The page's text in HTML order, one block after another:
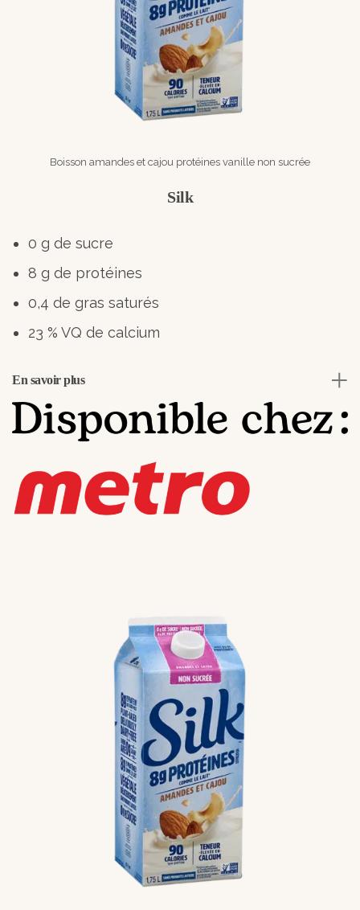
Boisson amandes et cajou protéines vanille non sucrée
Silk
0 g de sucre
8 g de protéines
0,4 de gras saturés
23 % VQ de calcium
En savoir plus